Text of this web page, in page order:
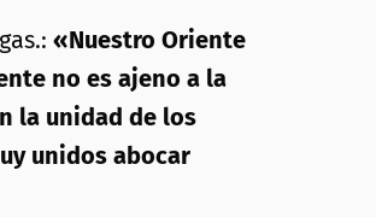
«Nuestro Oriente
no es ajeno a la
la unidad de los
unidos abocar